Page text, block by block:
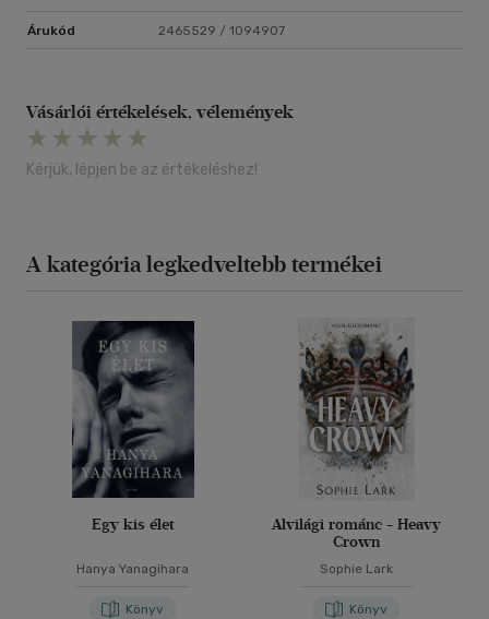
Árukód 2465529 / 1094907
Vásárlói értékelések, vélemények
Kérjük, lépjen be az értékeléshez!
A kategória legkedveltebb termékei
Egy kis élet
Hanya Yanagihara
Könyv
Alvilági románc - Heavy
Crown
Sophie Lark
Könyv